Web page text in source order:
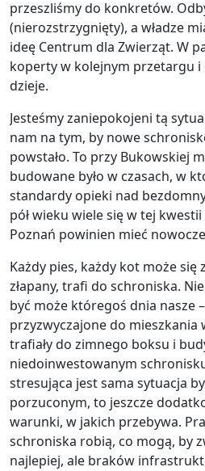
przeszliśmy do konkretów.
(nierozstrzygnięty), a władze
ideę Centrum dla Zwierząt. W
koperty w kolejnym przetargu i
dzieje.
Jesteśmy zaniepokojeni tą
nam na tym, by nowe
powstało. To przy Bukowskiej
budowane było w czasach, w
standardy opieki nad
pół wieku wiele się w tej
Poznań powinien mieć
Każdy pies, każdy kot może się
złapany, trafi do schroniska.
być może któregoś dnia nasze
przyzwyczajone do mieszkania
trafiały do zimnego boksu i
niedoinwestowanym
stresująca jest sama sytuacja
porzuconym, to jeszcze
warunki, w jakich przebywa.
schroniska robią, co mogą, by
najlepiej, ale braków